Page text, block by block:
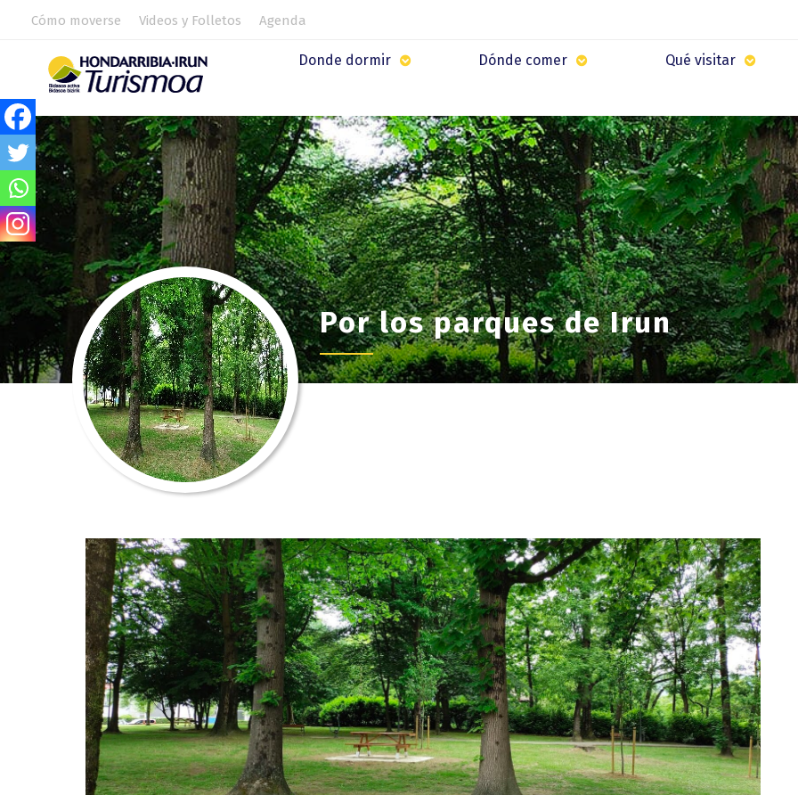
Cómo moverse Videos y Folletos Agenda
Donde dormir Dónde comer Qué visitar
Por los parques de Irun